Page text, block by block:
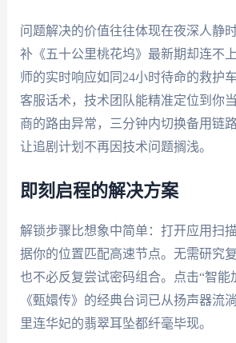
问题解决的价值往往体现在夜深人静
补《五十公里桃花坞》最新期却连不
师的实时响应如同24小时待命的救护
客服话术，技术团队能精准定位到你
商的路由异常，三分钟内切换备用链
让追剧计划不再因技术问题搁浅。
即刻启程的解决方案
解锁步骤比想象中简单：打开应用扫
据你的位置匹配高速节点。无需研究
也不必反复尝试密码组合。点击“智能
《甄嬛传》的经典台词已从扬声器流
里连华妃的翡翠耳坠都纤毫毕现。